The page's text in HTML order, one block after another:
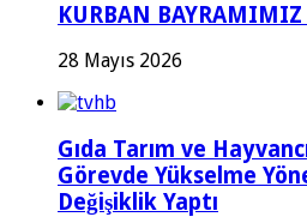
KURBAN BAYRAMIMIZ
28 Mayıs 2026
Gıda Tarım ve
Görevde Yükselme
Değişiklik Yaptı